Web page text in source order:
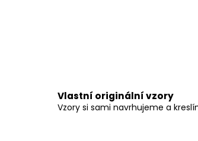
Vlastní originální vzory
Vzory si sami navrhujeme a